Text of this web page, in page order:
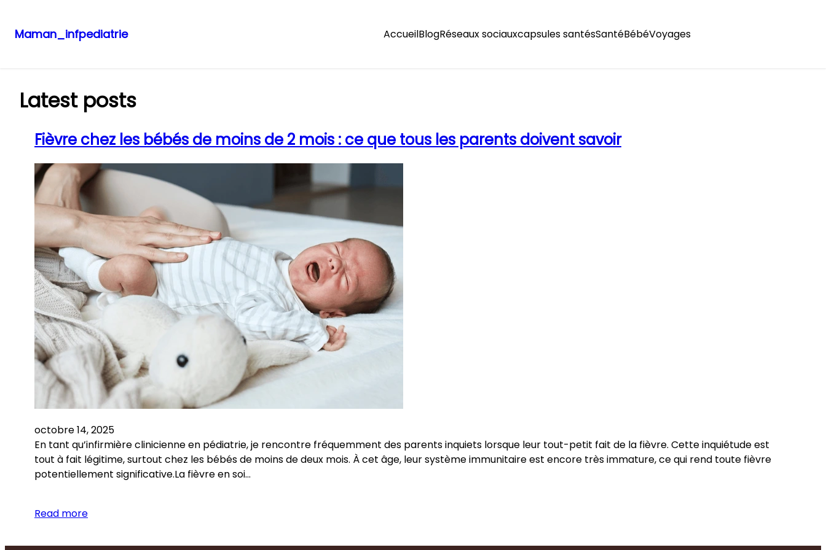
Maman_infpediatrie AccueilBlogRéseaux sociauxcapsules santésSantéBébéVoyages
Latest posts
Fièvre chez les bébés de moins de 2 mois : ce que tous les parents doivent savoir
octobre 14, 2025
En tant qu’infirmière clinicienne en pédiatrie, je rencontre fréquemment des parents inquiets lorsque leur tout-petit fait de la fièvre. Cette inquiétude est
tout à fait légitime, surtout chez les bébés de moins de deux mois. À cet âge, leur système immunitaire est encore très immature, ce qui rend toute fièvre
potentiellement significative.La fièvre en soi…
Read more